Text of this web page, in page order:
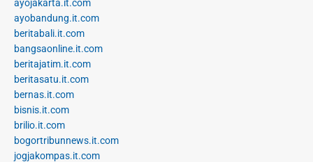
ayojakarta.it.com
ayobandung.it.com
beritabali.it.com
bangsaonline.it.com
beritajatim.it.com
beritasatu.it.com
bernas.it.com
bisnis.it.com
brilio.it.com
bogortribunnews.it.com
jogjakompas.it.com